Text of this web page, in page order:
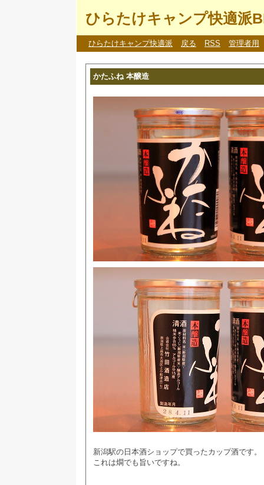
ひらたけキャンプ快適派
ひらたけキャンプ快適派 戻る RSS 管理者用
かたふね 本醸造
新潟駅の日本酒ショップで買ったカップ酒です。
これは燗でも旨いですね。